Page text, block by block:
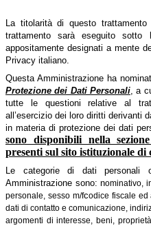
La titolarità di questo trattamento
trattamento sarà eseguito sotto
appositamente designati a mente
Privacy italiano.
Questa Amministrazione ha
Protezione dei Dati Personali, a
tutte le questioni relative al
all’esercizio dei loro diritti derivanti
in materia di protezione dei dati
sono disponibili nella
presenti sul sito istituzionale di
Le categorie di dati personali
Amministrazione sono: nominativo,
personale, sesso m/fcodice fiscale ed
dati di contatto e comunicazione,
argomenti di interesse,beni,